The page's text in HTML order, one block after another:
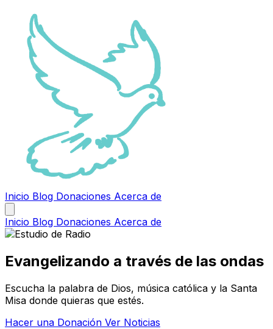
Inicio Blog Donaciones Acerca de
Inicio Blog Donaciones Acerca de
Evangelizando a través de las ondas
Escucha la palabra de Dios, música católica y la Santa
Misa donde quieras que estés.
Hacer una Donación Ver Noticias